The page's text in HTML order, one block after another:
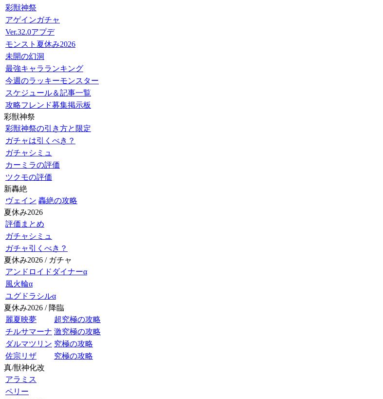
彩獣神祭
アゲインガチャ
Ver.32.0アプデ
モンスト夏休み2026
未開の幻洞
最強キャラランキング
今週のラッキーモンスター
スケジュール＆記事一覧
攻略フレンド募集掲示板
彩獣神祭
彩獣神祭の引き方と限定
ガチャは引くべき？
ガチャシミュ
カーミラの評価
ツクモの評価
新轟絶
ヴェイン 轟絶の攻略
夏休み2026
評価まとめ
ガチャシミュ
ガチャ引くべき？
夏休み2026 / ガチャ
アンドロイドダイナーα
風火輪α
ユグドラシルα
夏休み2026 / 降臨
麗夏映夢
超究極の攻略
チルサマーナ 激究極の攻略
ダルマツリン 究極の攻略
佐宗リザ
究極の攻略
真/獣神化改
アラミス
ペリー